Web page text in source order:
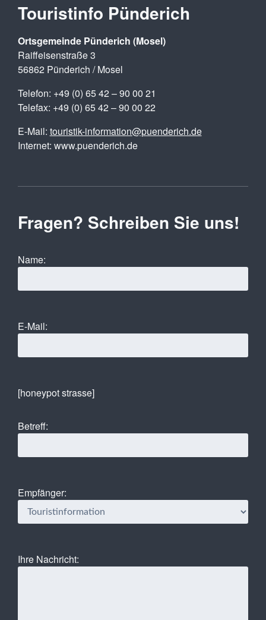
Touristinfo Pünderich
Ortsgemeinde Pünderich (Mosel)
Raiffeisenstraße 3
56862 Pünderich / Mosel
Telefon: +49 (0) 65 42 – 90 00 21
Telefax: +49 (0) 65 42 – 90 00 22
E-Mail: touristik-information@puenderich.de
Internet: www.puenderich.de
Fragen? Schreiben Sie uns!
Name:
E-Mail:
[honeypot strasse]
Betreff:
Empfänger:
Ihre Nachricht: